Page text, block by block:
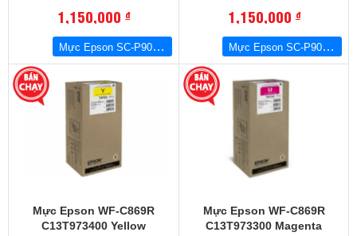
1,150,000đ
Mực Epson SC-P903 CYAN IC 50ML (C13T47E200)
1,150,000đ
Mực Epson SC-P903 PHOTO BLACK IC 50ML (C13T47E100)
Mực Epson WF-C869R
C13T973400 Yellow
Mực Epson WF-C869R
C13T973300 Magenta